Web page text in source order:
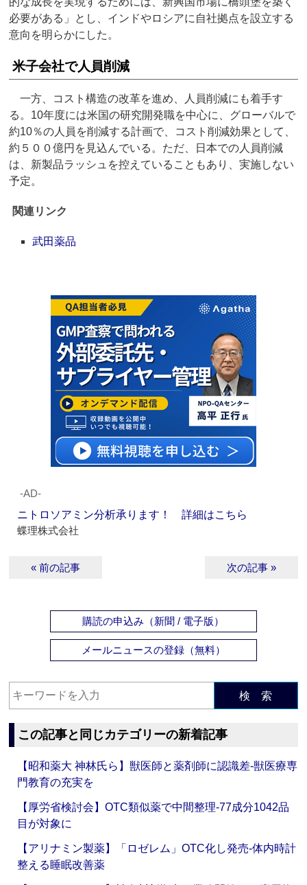
必要がある」とし、インドやロシアに自社拠点を設立する
意向を明らかにした。
米子会社で人員削減
一方、コスト構造の改革を進め、人員削減にも着手す
る。10年度には米国の研究開発職を中心に、グローバルで
約10％の人員を削減する計画で、コスト削減効果として、
約５００億円を見込んでいる。ただ、日本での人員削減
は、新製品ラッシュを控えていることもあり、実施しない
予定。
関連リンク
武田薬品
‐AD‐
ニトロソアミン分析承ります！ 詳細はこちら
蝶理株式会社
« 前の記事 次の記事 »
購読の申込み（新聞 / 電子版）
メールニュースの登録（無料）
検 索
この記事と同じカテゴリーの新着記事
【昭和薬大 神林氏ら】獣医師と薬剤師に認識差‐獣医療専
門教育の充実を
【厚労省検討会】OTC類似薬で中間整理‐77成分1042品
目が対象に
【アリナミン製薬】「ロゼレム」OTC化し発売‐体内時計
整える睡眠改善薬